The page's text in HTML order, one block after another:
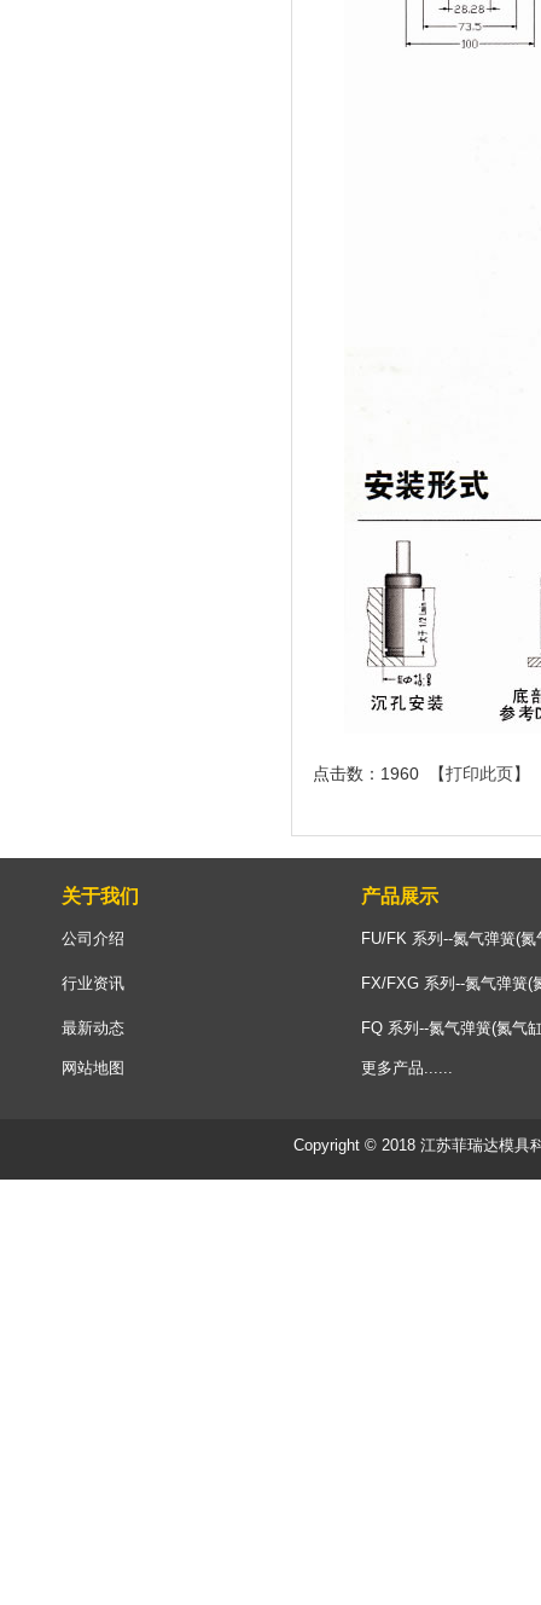
点击数：1960 【打印此页】
关于我们 产品展示
公司介绍 FU/FK 系列--氮气弹簧(氮
行业资讯 FX/FXG 系列--氮气弹簧(
最新动态 FQ 系列--氮气弹簧(氮气
网站地图 更多产品......
Copyright © 2018 江苏菲瑞达模具